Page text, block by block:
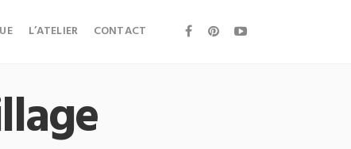
L’ATELIER CONTACT